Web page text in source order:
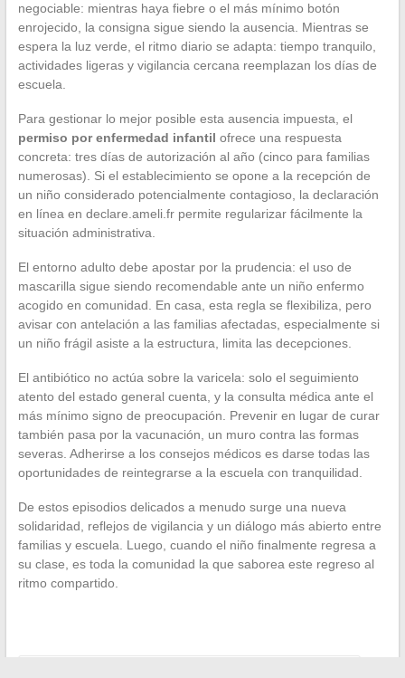
negociable: mientras haya fiebre o el más mínimo botón
enrojecido, la consigna sigue siendo la ausencia. Mientras se
espera la luz verde, el ritmo diario se adapta: tiempo tranquilo,
actividades ligeras y vigilancia cercana reemplazan los días de
escuela.
Para gestionar lo mejor posible esta ausencia impuesta, el
permiso por enfermedad infantil ofrece una respuesta
concreta: tres días de autorización al año (cinco para familias
numerosas). Si el establecimiento se opone a la recepción de
un niño considerado potencialmente contagioso, la declaración
en línea en declare.ameli.fr permite regularizar fácilmente la
situación administrativa.
El entorno adulto debe apostar por la prudencia: el uso de
mascarilla sigue siendo recomendable ante un niño enfermo
acogido en comunidad. En casa, esta regla se flexibiliza, pero
avisar con antelación a las familias afectadas, especialmente si
un niño frágil asiste a la estructura, limita las decepciones.
El antibiótico no actúa sobre la varicela: solo el seguimiento
atento del estado general cuenta, y la consulta médica ante el
más mínimo signo de preocupación. Prevenir en lugar de curar
también pasa por la vacunación, un muro contra las formas
severas. Adherirse a los consejos médicos es darse todas las
oportunidades de reintegrarse a la escuela con tranquilidad.
De estos episodios delicados a menudo surge una nueva
solidaridad, reflejos de vigilancia y un diálogo más abierto entre
familias y escuela. Luego, cuando el niño finalmente regresa a
su clase, es toda la comunidad la que saborea este regreso al
ritmo compartido.